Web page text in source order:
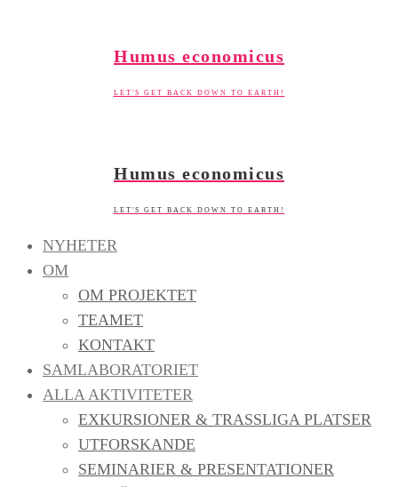
Humus economicus
LET'S GET BACK DOWN TO EARTH!
Humus economicus
LET'S GET BACK DOWN TO EARTH!
NYHETER
OM
OM PROJEKTET
TEAMET
KONTAKT
SAMLABORATORIET
ALLA AKTIVITETER
EXKURSIONER & TRASSLIGA PLATSER
UTFORSKANDE
SEMINARIER & PRESENTATIONER